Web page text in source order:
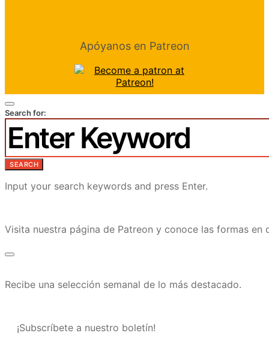
Apóyanos en Patreon
Search for:
SEARCH
Input your search keywords and press Enter.
Visita nuestra página de Patreon y conoce las formas en
Recibe una selección semanal de lo más destacado.
¡Subscríbete a nuestro boletín!